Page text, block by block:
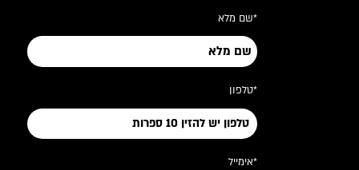
*שם מלא
*טלפון
*אימייל